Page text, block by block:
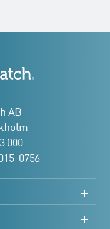
Match
AB
000
0756